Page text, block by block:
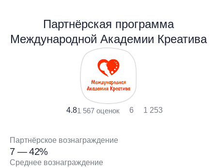
Партнёрская программа
Международной Академии Креатива
4.81 567 оценок 6 1 253
Партнёрское вознаграждение
7 — 42%
Среднее вознаграждение